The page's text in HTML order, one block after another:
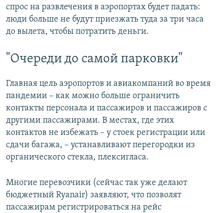
спрос на развлечения в аэропортах будет падать:
люди больше не будут приезжать туда за три часа
до вылета, чтобы потратить деньги.
"Очереди до самой парковки"
Главная цель аэропортов и авиакомпаний во время
пандемии – как можно больше ограничить
контакты персонала и пассажиров и пассажиров с
другими пассажирами. В местах, где этих
контактов не избежать – у стоек регистрации или
сдачи багажа, – устанавливают перегородки из
органического стекла, плексигласа.
Многие перевозчики (сейчас так уже делают
бюджетный Ryanair) заявляют, что позволят
пассажирам регистрироваться на рейс